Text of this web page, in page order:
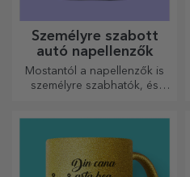
Személyre szabott
autó napellenzők
Mostantól a napellenzők is
személyre szabhatók, és